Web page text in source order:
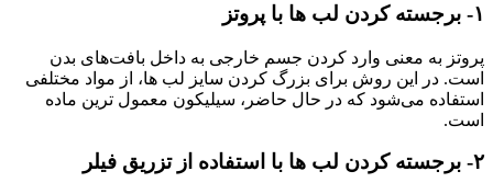
۱- برجسته کردن لب ها با پروتز
پروتز به معنی وارد کردن جسم خارجی به داخل بافت‌های بدن
است. در این روش برای بزرگ کردن سایز لب ها، از مواد مختلفی
استفاده می‌شود که در حال حاضر، سیلیکون معمول ترین ماده
است.
۲- برجسته کردن لب ها با استفاده از تزریق فیلر